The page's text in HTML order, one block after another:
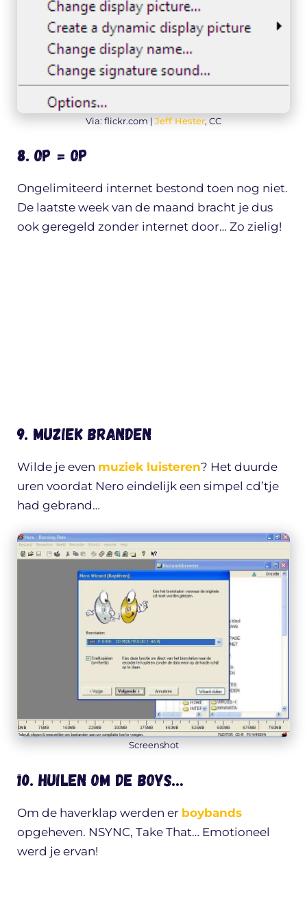
Via: flickr.com | Jeff Hester, CC
8. Op = Op
Ongelimiteerd internet bestond toen nog niet.
De laatste week van de maand bracht je dus
ook geregeld zonder internet door… Zo zielig!
9. Muziek branden
Wilde je even muziek luisteren? Het duurde
uren voordat Nero eindelijk een simpel cd’tje
had gebrand…
Screenshot
10. Huilen om de boys…
Om de haverklap werden er boybands
opgeheven. NSYNC, Take That… Emotioneel
werd je ervan!